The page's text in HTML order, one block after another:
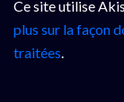
Ce site utilise
plus sur la façon
traitées.